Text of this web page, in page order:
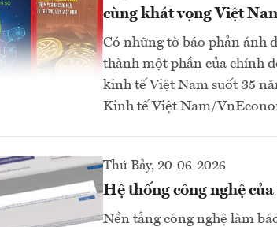
cùng khát vọng Việt
Có những tờ báo phản ánh
thành một phần của chính
kinh tế Việt Nam suốt 35
Kinh tế Việt Nam/
Thứ Bảy, 20-06-2026
Hệ thống công nghệ
Nền tảng công nghệ làm